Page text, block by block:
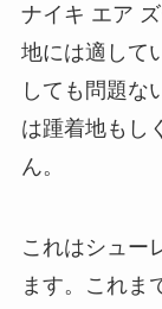
ナイキ エア
地には適して
しても問題な
は踵着地もし
ん。
これはシュー
ます。これま